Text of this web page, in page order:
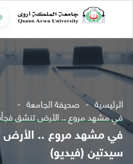
الرئيسية صحيفة الجامعة
في مشهد مروع .. الأرض تنشق فجأة
في مشهد مروع .. الأرض
سيدتين (فيديو)